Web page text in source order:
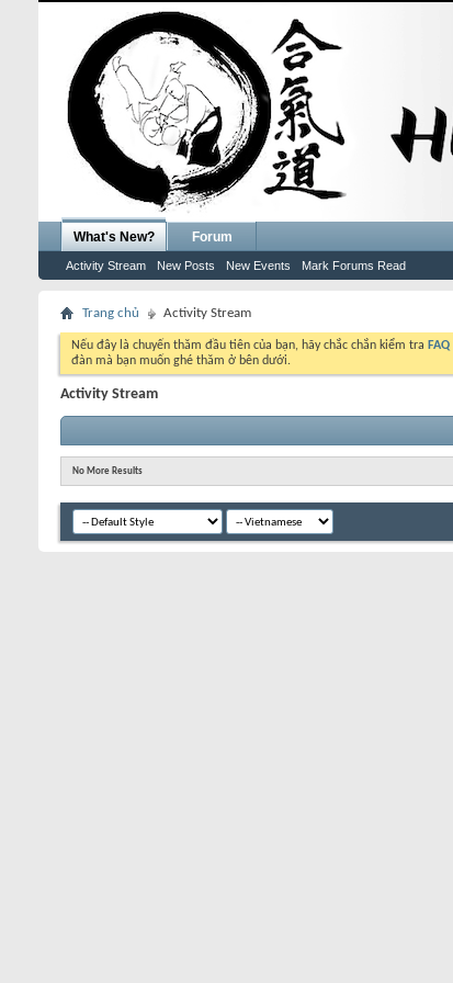
What's New?
Activity Stream New Posts New Events Mark Forums Read
Forum
Trang chủ Activity Stream
Nếu đây là chuyến thăm đầu tiên của bạn, hãy chắc chắn kiểm tra FAQ
đàn mà bạn muốn ghé thăm ở bên dưới.
Activity Stream
No More Results